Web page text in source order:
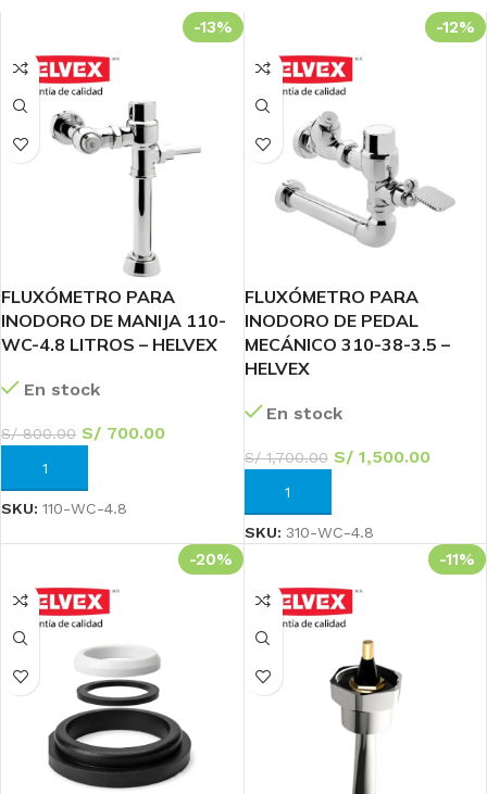
-13%
FLUXÓMETRO PARA
INODORO DE MANIJA 110-
WC-4.8 LITROS – HELVEX
En stock
S/800.00 S/ 700.00
AÑADIR AL CARRITO
SKU: 110-WC-4.8
-12%
FLUXÓMETRO PARA
INODORO DE PEDAL
MECÁNICO 310-38-3.5 –
HELVEX
En stock
S/1,700.00 S/1,500.00
AÑADIR AL CARRITO
SKU: 310-WC-4.8
-20% -11%